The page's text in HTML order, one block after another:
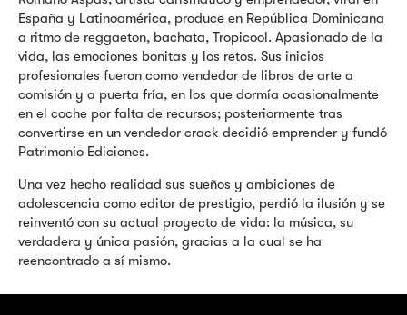
España y Latinoamérica, produce en República Dominicana
a ritmo de reggaeton, bachata, Tropicool. Apasionado de la
vida, las emociones bonitas y los retos. Sus inicios
profesionales fueron como vendedor de libros de arte a
comisión y a puerta fría, en los que dormía ocasionalmente
en el coche por falta de recursos; posteriormente tras
convertirse en un vendedor crack decidió emprender y fundó
Patrimonio Ediciones.
Una vez hecho realidad sus sueños y ambiciones de
adolescencia como editor de prestigio, perdió la ilusión y se
reinventó con su actual proyecto de vida: la música, su
verdadera y única pasión, gracias a la cual se ha
reencontrado a sí mismo.